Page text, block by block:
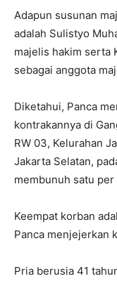
Adapun susunan
adalah Sulistyo
majelis hakim serta
sebagai anggota
Diketahui, Panca
kontrakannya di
RW 03, Kelurahan
Jakarta Selatan,
membunuh satu
Keempat korban
Panca menjejerkan
Pria berusia 41